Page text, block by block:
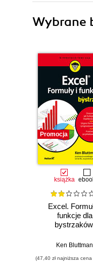
Wybrane
Promocja
książka
Excel.
funkcje dla
Ken Bluttman
(47,40 zł najniższa